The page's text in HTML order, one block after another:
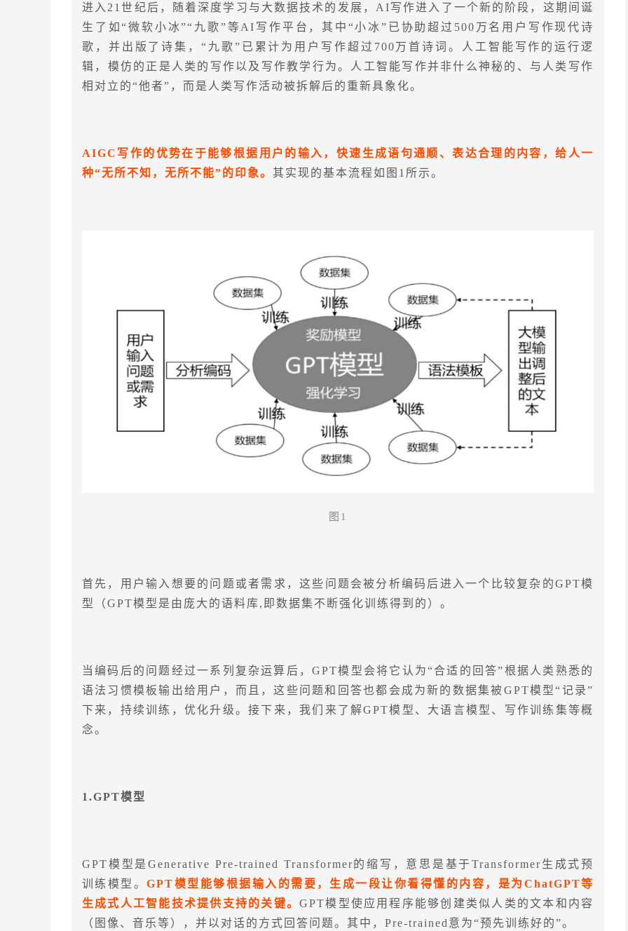
进入21世纪后，随着深度学习与大数据技术的发展，AI写作进入了一个新的阶段，这期间诞
生了如“微软小冰”“九歌”等AI写作平台，其中“小冰”已协助超过500万名用户写作现代诗
歌，并出版了诗集，“九歌”已累计为用户写作超过700万首诗词。人工智能写作的运行逻
辑，模仿的正是人类的写作以及写作教学行为。人工智能写作并非什么神秘的、与人类写作
相对立的“他者”，而是人类写作活动被拆解后的重新具象化。
AIGC写作的优势在于能够根据用户的输入，快速生成语句通顺、表达合理的内容，给人一
种“无所不知，无所不能”的印象。 其实现的基本流程如图1所示。
图1
首先，用户输入想要的问题或者需求，这些问题会被分析编码后进入一个比较复杂的GPT模
型（GPT模型是由庞大的语料库,即数据集不断强化训练得到的）。
当编码后的问题经过一系列复杂运算后，GPT模型会将它认为“合适的回答”根据人类熟悉的
语法习惯模板输出给用户，而且，这些问题和回答也都会成为新的数据集被GPT模型“记录”
下来，持续训练，优化升级。接下来，我们来了解GPT模型、大语言模型、写作训练集等概
念。
1.GPT模型
GPT模型是Generative Pre-trained Transformer的缩写，意思是基于Transformer生成式预
训练模型。GPT模型能够根据输入的需要，生成一段让你看得懂的内容，是为ChatGPT等
生成式人工智能技术提供支持的关键。GPT模型使应用程序能够创建类似人类的文本和内容
（图像、音乐等），并以对话的方式回答问题。其中，Pre-trained意为“预先训练好的”。